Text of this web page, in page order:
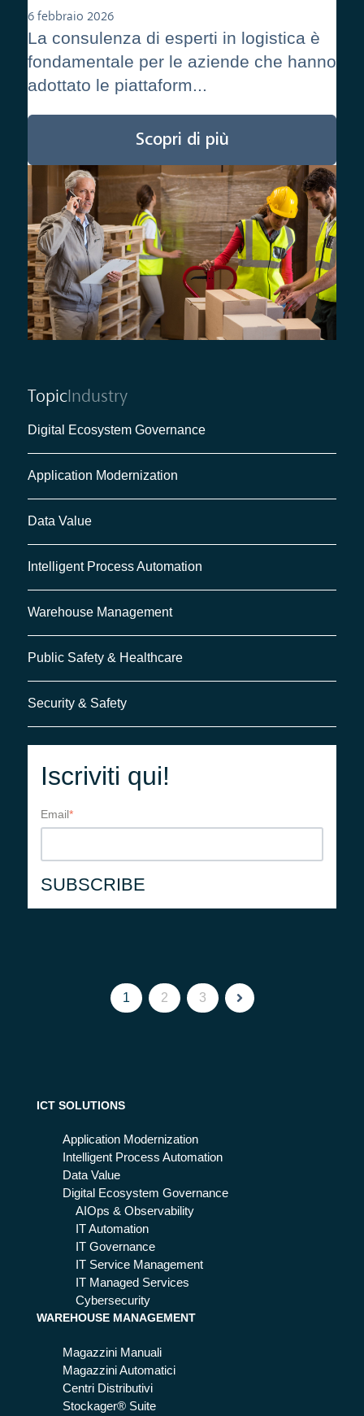
6 febbraio 2026
La consulenza di esperti in logistica è
fondamentale per le aziende che hanno
adottato le piattaform...
Scopri di più
TopicIndustry
Digital Ecosystem Governance
Application Modernization
Data Value
Intelligent Process Automation
Warehouse Management
Public Safety & Healthcare
Security & Safety
Iscriviti qui!
Email*
1 2 3
ICT SOLUTIONS
Application Modernization
Intelligent Process Automation
Data Value
Digital Ecosystem Governance
AIOps & Observability
IT Automation
IT Governance
IT Service Management
IT Managed Services
Cybersecurity
WAREHOUSE MANAGEMENT
Magazzini Manuali
Magazzini Automatici
Centri Distributivi
Stockager® Suite